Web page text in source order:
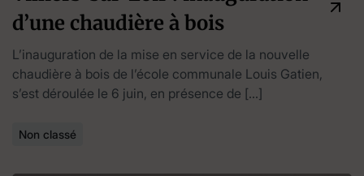
d’une chaudière à bois
L’inauguration de la mise en service de la nouvelle
chaudière à bois de l’école communale Louis Gatien,
s’est déroulée le 6 juin, en présence de […]
Non classé